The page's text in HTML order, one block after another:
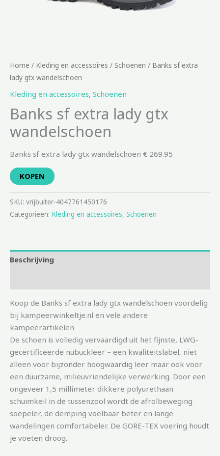
Home / Kleding en accessoires / Schoenen / Banks sf extra
lady gtx wandelschoen
Kleding en accessoires, Schoenen
Banks sf extra lady gtx
wandelschoen
Banks sf extra lady gtx wandelschoen € 269.95
KOPEN
SKU: vrijbuiter-4047761450176
Categorieën: Kleding en accessoires, Schoenen
Beschrijving
Koop de Banks sf extra lady gtx wandelschoen voordelig
bij kampeerwinkeltje.nl en vele andere
kampeerartikelen
De schoen is volledig vervaardigd uit het fijnste, LWG-
gecertificeerde nubuckleer – een kwaliteitslabel, niet
alleen voor bijzonder hoogwaardig leer maar ook voor
een duurzame, milieuvriendelijke verwerking. Door een
ongeveer 1,5 millimeter dikkere polyurethaan
schuimkeil in de tussenzool wordt de afrolbeweging
soepeler, de demping voelbaar beter en lange
wandelingen comfortabeler. De GORE-TEX voering houdt
je voeten droog.